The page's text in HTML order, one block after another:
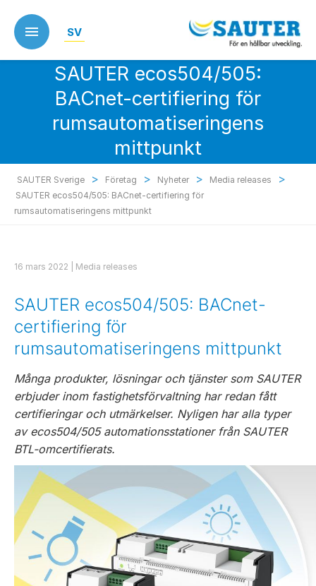
main
content
SV
SAUTER ecos504/505:
BACnet-certifiering för
rumsautomatiseringens
mittpunkt
SAUTER Sverige > Företag > Nyheter > Media releases >
SAUTER ecos504/505: BACnet-certifiering för
rumsautomatiseringens mittpunkt
16 mars 2022 | Media releases
SAUTER ecos504/505: BACnet-
certifiering för
rumsautomatiseringens mittpunkt
Många produkter, lösningar och tjänster som SAUTER
erbjuder inom fastighetsförvaltning har redan fått
certifieringar och utmärkelser. Nyligen har alla typer
av ecos504/505 automationsstationer från SAUTER
BTL-omcertifierats.